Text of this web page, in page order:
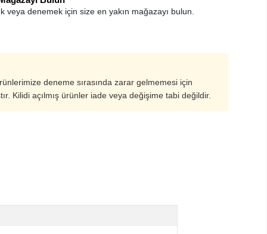
veya denemek için size en yakın mağazayı bulun.
deneme sırasında zarar gelmemesi için
Kilidi açılmış ürünler iade veya değişime tabi değildir.